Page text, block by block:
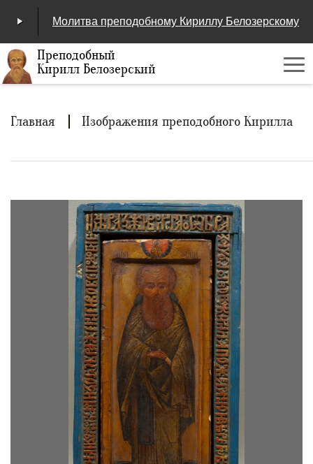
00:00 04:25
Молитва преподобному Кириллу Белозерскому
Преподобный
Кирилл Белозерский
Строка
навигации
Главная Изображения преподобного Кирилла